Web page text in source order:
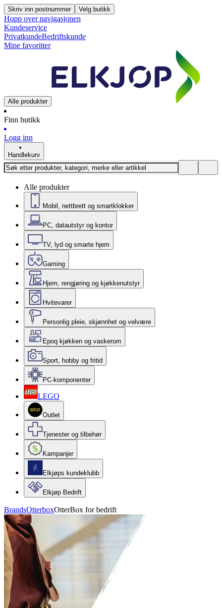
Skriv inn postnummer Velg butikk
Hopp over navigasjonen
Kundeservice
PrivatkundeBedriftskunde
Mine favoritter
Alle produkter
Finn butikk
Logg inn
Handlekurv
Alle produkter
Mobil, nettbrett og smartklokker
PC, datautstyr og kontor
TV, lyd og smarte hjem
Gaming
Hjem, rengjøring og kjøkkenutstyr
Hvitevarer
Personlig pleie, skjønnhet og velvære
Epoq kjøkken og vaskerom
Sport, hobby og fritid
PC-komponenter
LEGO
Outlet
Tjenester og tilbehør
Kampanjer
Elkjøps kundeklubb
Elkjøp Bedrift
BrandsOtterboxOtterBox for bedrift